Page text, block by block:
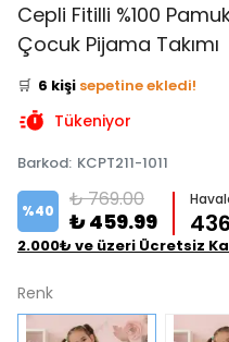
Cepli Fitilli %100
Çocuk Pijama Takımı
👀 Şu an 5 kişi
inceliyor!
⭐️
14 kişi
🛒 6 kişi sepetine ekledi!
✅ Bugün 2 adet
Tükeniyor
Barkod: KCPT211-1011
%40 ₺ 769.00
₺ 459.99
2.000₺ ve üzeri Ücretsiz
Renk